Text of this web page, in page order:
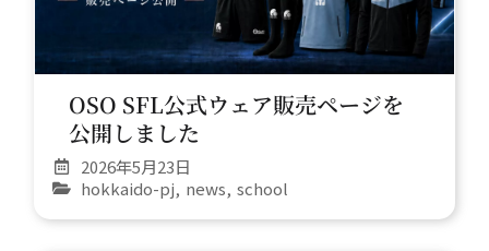
OSO SFL公式ウェア販売ページを
公開しました
2026年5月23日
hokkaido-pj, news, school